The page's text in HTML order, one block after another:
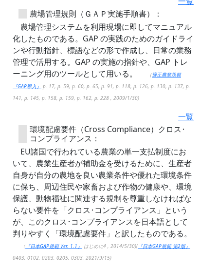
農場管理規則（ＧＡＰ実施手順書）：
農場管理システムを利用現場に即してマニュアル
化したものである。GAP の実践のためのガイドライ
ンや行動指針、標語などの形で作成し、日常の業務
管理で活用する。GAP の実施の指針や、GAP トレ
ーニング用のツールとして用いる。
（適正農業規範
『GAP導入』 p. 17, p. 59, p. 60, p. 65, p. 91, p. 118, p. 126, p. 130, p. 137, p.
141, p. 145, p. 158, p. 159, p. 162, p. 228 , 2009/1/30)
一覧
環境配慮要件（Cross Compliance）クロス･
コンプライアンス：
EU諸国で行われている農業の単一支払制度にお
いて、農業生産者が補助金を受けるために、生産者
自身が自分の農地を良い農業条件や優れた環境条件
に保ち、周辺住民や家畜および作物の健康や、環境
保護、動物福祉に関連する規制を尊重しなければな
らない要件を「クロス･コンプライアンス」という
が、このクロス･コンプライアンスを日本語として
判りやすく「環境配慮要件」と訳したものである。
（ 『日本GAP規範 Ver. 1.1』 はじめに4 , 2014/5/30)(『日本GAP規範 第2版』
0403, 0102, 0203, 0205, 0303, 2021/9/15)